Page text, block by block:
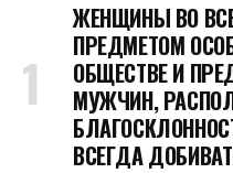
ЖЕНЩИНЫ ВО
ПРЕДМЕТОМ
ОБЩЕСТВЕ И
МУЖЧИН,
ВСЕГДА